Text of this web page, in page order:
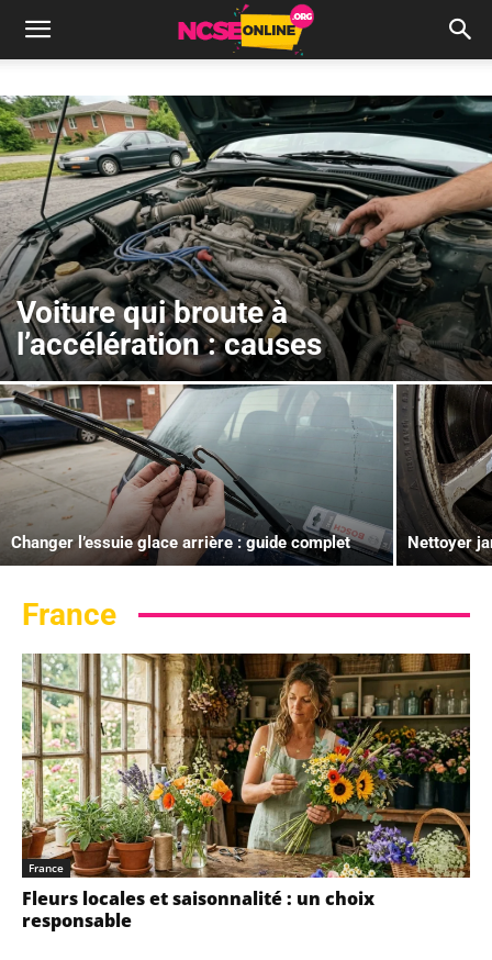
Voiture qui broute à
l’accélération : causes
Changer l’essuie glace arrière : guide complet Nettoyer
France
France
Fleurs locales et saisonnalité : un choix
responsable